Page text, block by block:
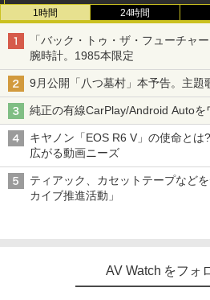
1時間 24時間
「バック・トゥ・ザ・フューチャ
腕時計。1985本限定
9月公開「八つ墓村」本予告。主題
純正の有線CarPlay/Android Autoを
キヤノン「EOS R6 V」の使命とは
広がる動画ニーズ
ティアック、カセットテープなど
カイブ推進活動」
AV Watch をフォ